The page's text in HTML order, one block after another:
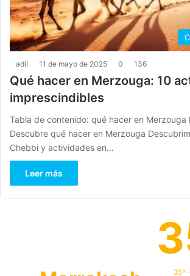
adil 11 de mayo de 2025 0 136
Qué hacer en Merzouga: 10
imprescindibles
Tabla de contenido: qué hacer en Merzouga
Descubre qué hacer en Merzouga
Chebbi y actividades en…
Leer más
35º